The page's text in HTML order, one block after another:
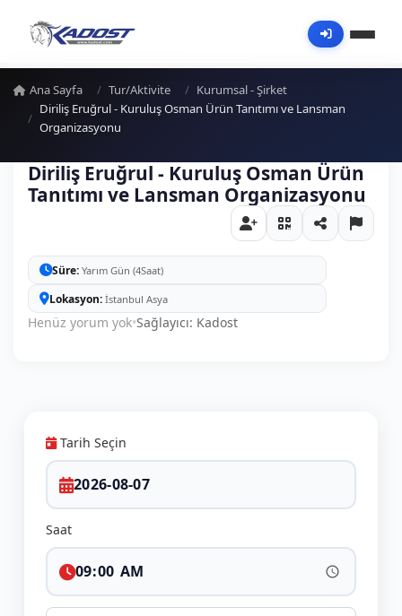
Ana Sayfa Tur/Aktivite
Kurumsal - Şirket
Diriliş Eruğrul - Kuruluş Osman Ürün Tanıtımı ve Lansman
Organizasyonu
Diriliş Eruğrul - Kuruluş Osman Ürün
Tanıtımı ve Lansman Organizasyonu
Süre Yarım Gün (4Saat)
Lokasyon İstanbul Asya
Henüz yorum yok•Sağlayıcı: Kadost
Tarih Seçin
Saat